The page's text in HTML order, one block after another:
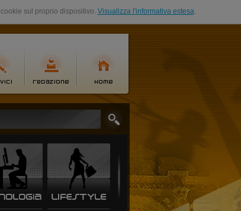
sul proprio dispositivo. Visualizza l'informativa estesa.